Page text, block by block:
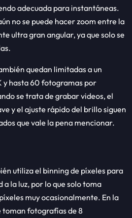
adecuada para instantáneas.
no se puede hacer zoom entre la
ultra gran angular, ya que solo se
quedan limitadas a un
y hasta 60 fotogramas por
se trata de grabar videos, el
y el ajuste rápido del brillo siguen
que vale la pena mencionar.
utiliza el binning de píxeles para
la luz, por lo que solo toma
muy ocasionalmente. En la
toman fotografías de 8